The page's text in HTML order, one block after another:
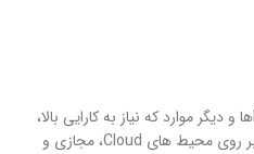
لایسنس سیسکو فایرپاور سری 9300 از جمله دیگر محصولات امنیتی کمپانی سیسکو می باشد. این محصول جهت استفاده در Data Centerها و دیگر موارد که نیاز به کارایی بالا،
زمان تأخیر کم و توان عملیاتی بالا نیاز دارند، مناسب و ایده آل است. این دستگاه امنیتی یکپارچه و قابل ارتقاء را برای بار کاری و جریان داده بر روی محیط های Cloud، مجازی و